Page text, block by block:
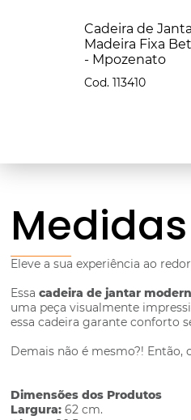
Cadeira de
Madeira Fixa
- Mpozenato
113410
Eleve a sua experiência ao
Essacadeira de jantar
uma peça visualmente
essa cadeira garante conforto
Demais não é mesmo?! Então,
Dimensões dos Produtos
Largura:62 cm.